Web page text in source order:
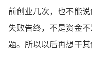
前创业几次，也不能
失败告终，不是资金
题。所以以后再想干其